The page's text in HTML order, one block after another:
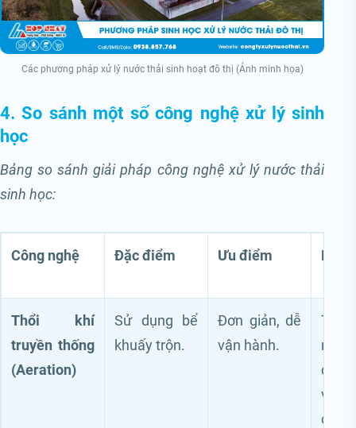
Các phương pháp xử lý nước thải sinh hoạt đô thị (Ảnh minh họa)
4. So sánh một số công nghệ xử lý sinh
học
Bảng so sánh giải pháp công nghệ xử lý nước thải
sinh học:
Công nghệ Đặc điểm Ưu điểm
Thổi khí
truyền thống
(Aeration)
Sử dụng bể
khuấy trộn.
Đơn giản, dễ
vận hành.
cao,
cao.